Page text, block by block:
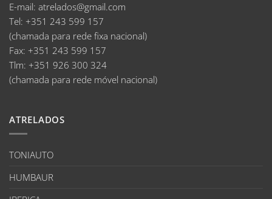
E-mail: atrelados@gmail.com
Tel: +351 243 599 157
(chamada para rede fixa nacional)
Fax: +351 243 599 157
Tlm: +351 926 300 324
(chamada para rede móvel nacional)
ATRELADOS
TONIAUTO
HUMBAUR